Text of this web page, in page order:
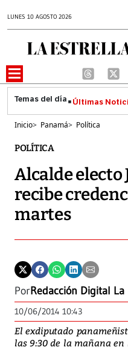
LUNES 10 AGOSTO 2026
Últimas
Inicio> Panamá> Política
POLÍTICA
Alcalde electo
recibe
martes
PorRedacción Digital
10/06/2014 10:43
El exdiputado
las 9:30 de la mañana en